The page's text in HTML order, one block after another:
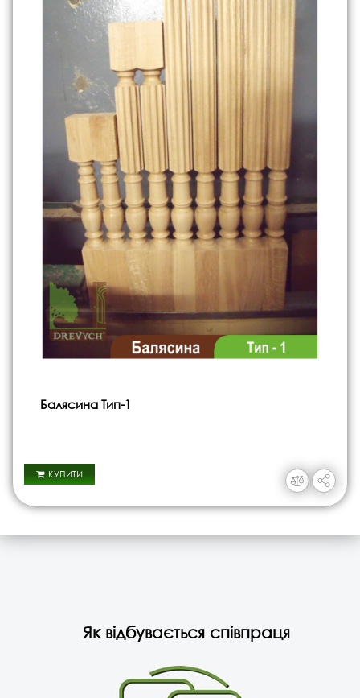
Балясина Тип-1
КУПИТИ
Як відбувається співпраця